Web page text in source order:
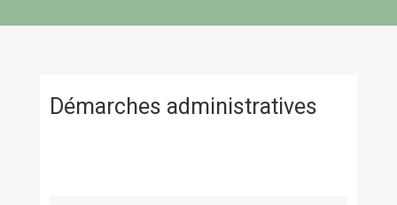
Démarches administratives